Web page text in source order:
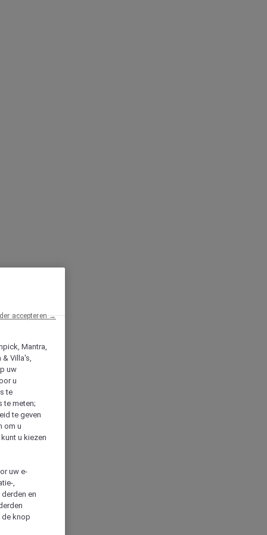
Mantra,
& Villa's,
uw
u
te
te meten;
te geven
om u
u kiezen
uw e-
,
en
de knop
accepteren →